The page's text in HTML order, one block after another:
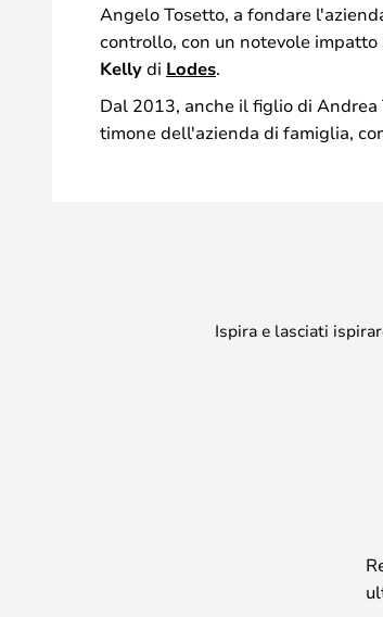
Angelo Tosetto, a fondare
controllo, con un notevole
Kellydi Lodes.
Dal 2013, anche il figlio di Andrea
timone dell'azienda di famiglia,
Ispira e lasciati